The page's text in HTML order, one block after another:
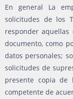
En general La
solicitudes de los
responder
documento, como
datos personales;
solicitudes de
presente copia de
competente de